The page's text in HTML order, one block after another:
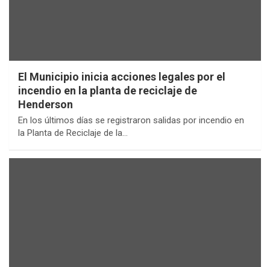
El Municipio inicia acciones legales por el
incendio en la planta de reciclaje de
Henderson
En los últimos días se registraron salidas por incendio en
la Planta de Reciclaje de la…